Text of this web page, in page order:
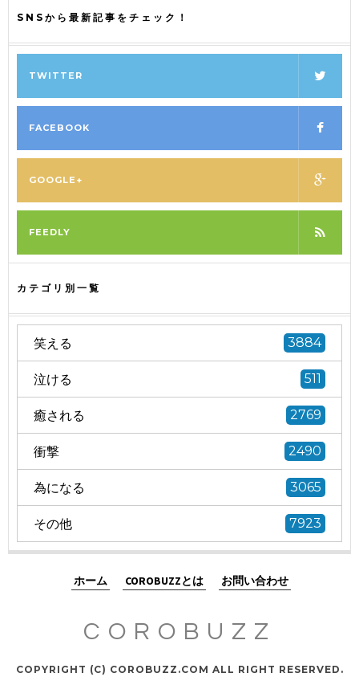
SNSから最新記事をチェック！
TWITTER
FACEBOOK
GOOGLE+
FEEDLY
カテゴリ別一覧
笑える 3884
泣ける 511
癒される 2769
衝撃 2490
為になる 3065
その他 7923
ホーム COROBUZZとは お問い合わせ
COROBUZZ
COPYRIGHT (C) COROBUZZ.COM ALL RIGHT RESERVED.